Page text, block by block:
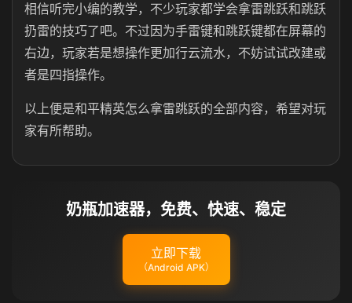
相信听完小编的教学，不少玩家都学会拿雷跳跃和跳跃
扔雷的技巧了吧。不过因为手雷键和跳跃键都在屏幕的
右边，玩家若是想操作更加行云流水，不妨试试改建或
者是四指操作。
以上便是和平精英怎么拿雷跳跃的全部内容，希望对玩
家有所帮助。
奶瓶加速器，免费、快速、稳定
立即下载
（Android APK）